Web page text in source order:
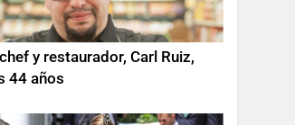
y restaurador, Carl Ruiz,
44 años